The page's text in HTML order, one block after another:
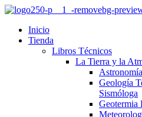
Inicio
Tienda
Libros Técnicos
La Tierra y la
Geología
Sismóloga
Geotermia